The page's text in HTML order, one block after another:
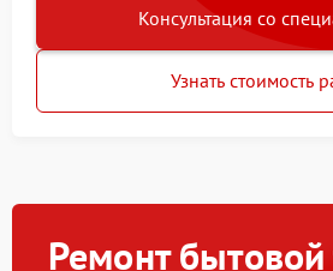
Консультация со
Узнать стоимость
Ремонт бытовой